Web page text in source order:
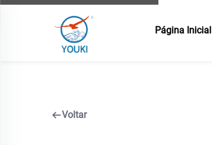
Página Inicial
Voltar